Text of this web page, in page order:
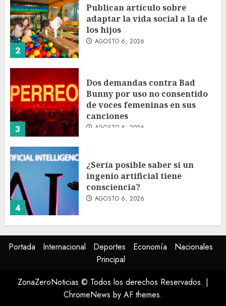
2
Publican artículo sobre
adaptar la vida social a la de
los hijos
AGOSTO 6, 2026
3
Dos demandas contra Bad
Bunny por uso no consentido
de voces femeninas en sus
canciones
AGOSTO 6, 2026
4
¿Sería posible saber si un
ingenio artificial tiene
consciencia?
AGOSTO 6, 2026
5
papa León XIV no visitará
México en su gira por América
AGOSTO 6, 2026
Portada Internacional Deportes Economía
Nacionales
Principal
ZonaZeroNoticias © Todos los derechos Reservados. |
ChromeNews by AF themes.